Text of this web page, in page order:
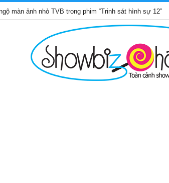
nhỏ TVB trong phim “Trinh sát hình sự 12”